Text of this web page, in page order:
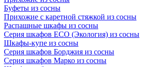
Буфеты из сосны
Прихожие с каретной стяжкой из сосны
Распашные шкафы из сосны
Серия шкафов ECO (Экология) из сосны
Шкафы-купе из сосны
Серия шкафов Борджия из сосны
Серия шкафов Марко из сосны